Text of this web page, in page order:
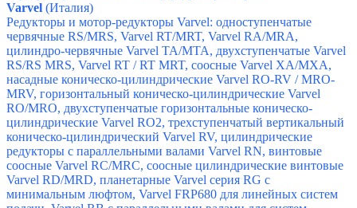
Varvel (Италия)
Редукторы и мотор-редукторы Varvel: одноступенчатые
червячные RS/MRS, Varvel RT/MRT, Varvel RA/MRA,
цилиндро-червячные Varvel ТА/MТА, двухступенчатыe Varvel
RS/RS MRS, Varvel RT / RT MRT, соосные Varvel XA/MXA,
насадные коническо-цилиндрические Varvel RO-RV / MRO-
MRV, горизонтальный коническо-цилиндрические Varvel
RO/MRO, двухступенчатые горизонтальные коническо-
цилиндрические Varvel RO2, трехступенчатый вертикальный
коническо-цилиндрический Varvel RV, цилиндрические
редукторы с параллельными валами Varvel RN, винтовые
соосные Varvel RC/MRC, соосные цилиндрические винтовые
Varvel RD/MRD, планетарные Varvel серия RG с
минимальным люфтом, Varvel FRP680 для линейных систем